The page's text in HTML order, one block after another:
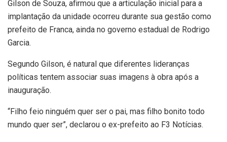
Gilson de Souza, afirmou que a articulação inicial para a
implantação da unidade ocorreu durante sua gestão como
prefeito de Franca, ainda no governo estadual de Rodrigo
Garcia.
Segundo Gilson, é natural que diferentes lideranças
políticas tentem associar suas imagens à obra após a
inauguração.
“Filho feio ninguém quer ser o pai, mas filho bonito todo
mundo quer ser”, declarou o ex-prefeito ao F3 Notícias.